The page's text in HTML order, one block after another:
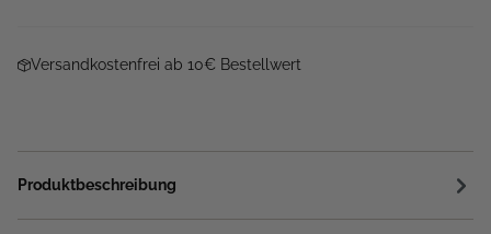
Versandkostenfrei ab 10€ Bestellwert
Produktbeschreibung